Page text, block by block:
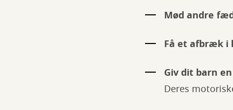
Mød andre
Få et afbræk i
Giv dit barn
Deres